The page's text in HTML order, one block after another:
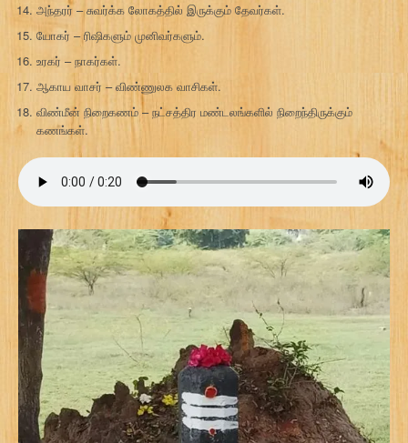
அந்தரர் – சுவர்க்க லோகத்தில் இருக்கும் தேவர்கள்.
யோகர் – ரிஷிகளும் முனிவர்களும்.
உரகர் – நாகர்கள்.
ஆகாய வாசர் – விண்ணுலக வாசிகள்.
விண்மீன் நிறைகணம் – நட்சத்திர மண்டலங்களில் நிறைந்திருக்கும்
கணங்கள்.